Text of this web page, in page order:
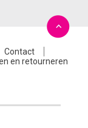
Contact
en retourneren